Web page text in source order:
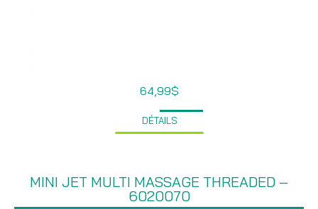
64,99$
DÉTAILS
MINI JET MULTI MASSAGE THREADED –
6020070